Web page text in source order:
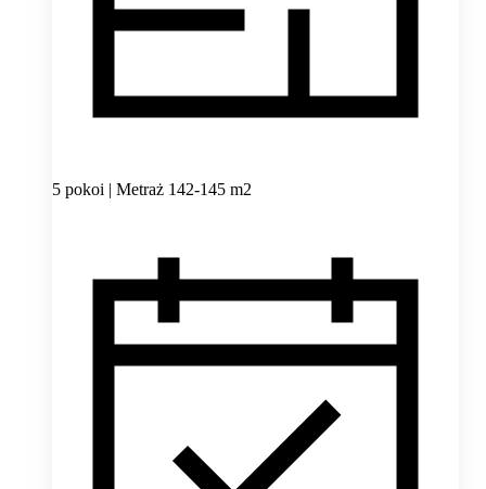
5 pokoi | Metraż 142-145 m2